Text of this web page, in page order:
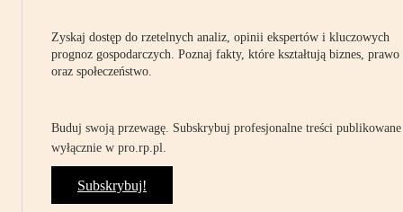
Zyskaj dostęp do rzetelnych analiz, opinii ekspertów i kluczowych
prognoz gospodarczych. Poznaj fakty, które kształtują biznes, prawo
oraz społeczeństwo.
Buduj swoją przewagę. Subskrybuj profesjonalne treści publikowane
wyłącznie w pro.rp.pl.
Subskrybuj!